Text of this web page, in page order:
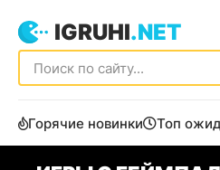
IGRUHI.NET
Горячие новинки Топ